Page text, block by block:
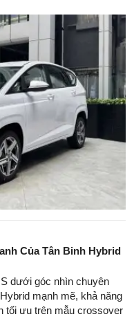
Của Tân Binh Hybrid
dưới góc nhìn chuyên
mạnh mẽ, khả năng
tối ưu trên mẫu crossover